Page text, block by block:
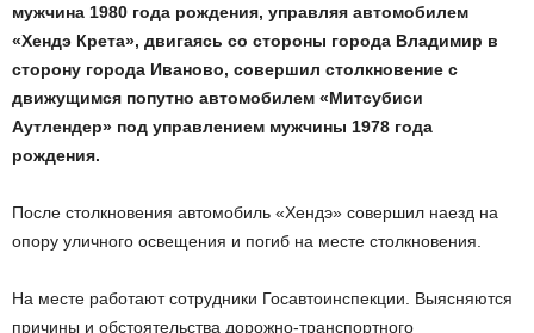
мужчина 1980 года рождения, управляя автомобилем
«Хендэ Крета», двигаясь со стороны города Владимир в
сторону города Иваново, совершил столкновение с
движущимся попутно автомобилем «Митсубиси
Аутлендер» под управлением мужчины 1978 года
рождения.
После столкновения автомобиль «Хендэ» совершил наезд на
опору уличного освещения и погиб на месте столкновения.
На месте работают сотрудники Госавтоинспекции. Выясняются
причины и обстоятельства дорожно-транспортного